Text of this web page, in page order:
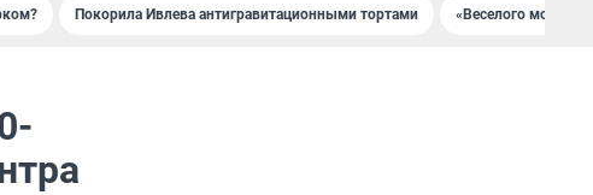
Покорила Ивлева антигравитационными тортами «Веселого